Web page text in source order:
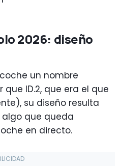
2026: diseño
un nombre
ID.2, que era el que
su diseño resulta
que queda
en directo.